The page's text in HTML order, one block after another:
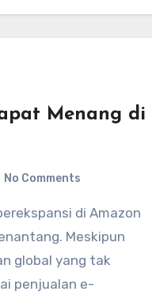
Menang di
No Comments
Meskipun
global yang tak
penjualan e-